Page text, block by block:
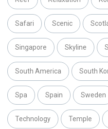
Safari Scenic
Singapore Skyline
South America South
Spa Spain Sweden
Technology Temple